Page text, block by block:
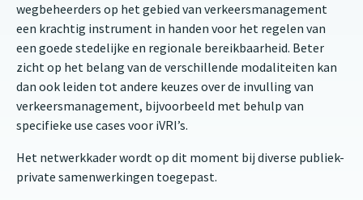
wegbeheerders op het gebied van verkeersmanagement
een krachtig instrument in handen voor het regelen van
een goede stedelijke en regionale bereikbaarheid. Beter
zicht op het belang van de verschillende modaliteiten kan
dan ook leiden tot andere keuzes over de invulling van
verkeersmanagement, bijvoorbeeld met behulp van
specifieke use cases voor iVRI’s.
Het netwerkkader wordt op dit moment bij diverse publiek-
private samenwerkingen toegepast.